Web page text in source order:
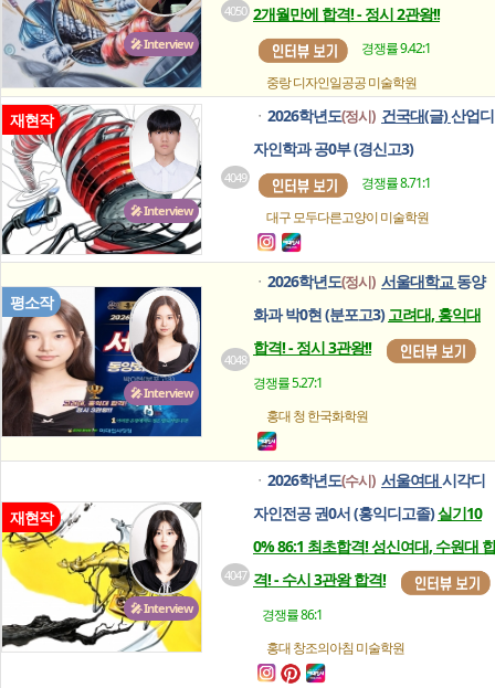
🎤 Interview
4050 2개월만에 합격! - 정시 2관왕!!
경쟁률 9.42:1
중랑 디자인일공공미술학원
🎤 Interview
재현작
4049
ㆍ 2026학년도(정시) 건국대(글)산업디
자인학과 공0부 (경신고3)
경쟁률 8.71:1
대구 모두다른고양이미술학원
🎤 Interview
평소작
4048
ㆍ 2026학년도(정시) 서울대학교 동양
화과 박0현 (분포고3) 고려대, 홍익대
합격! - 정시 3관왕!!
경쟁률 5.27:1
홍대 청한국화학원
🎤 Interview
재현작
4047
ㆍ 2026학년도(수시) 서울여대시각디
자인전공 권0서 (홍익디고졸)실기10
0% 86:1 최초합격! 성신여대, 수원대 합
격! - 수시 3관왕 합격!
경쟁률 86:1
홍대 창조의아침미술학원